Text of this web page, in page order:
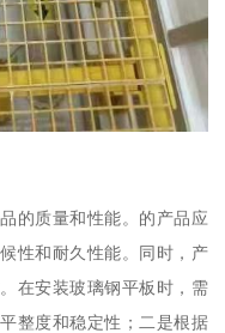
的质量和性能。的产品应
性和耐久性能。同时，产
在安装玻璃钢平板时，需
整度和稳定性；二是根据